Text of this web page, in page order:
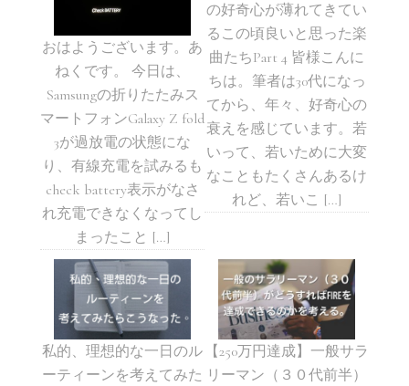
おはようございます。あ
ねくです。 今日は、
Samsungの折りたたみス
マートフォンGalaxy Z fold
3が過放電の状態にな
り、有線充電を試みるも
check battery表示がなさ
れ充電できなくなってし
まったこと […]
の好奇心が薄れてきてい
るこの頃良いと思った楽
曲たちPart 4 皆様こんに
ちは。筆者は30代になっ
てから、年々、好奇心の
衰えを感じています。若
いって、若いために大変
なこともたくさんあるけ
れど、若いこ […]
私的、理想的な一日のル
ーティーンを考えてみた
【250万円達成】一般サラ
リーマン（３０代前半）